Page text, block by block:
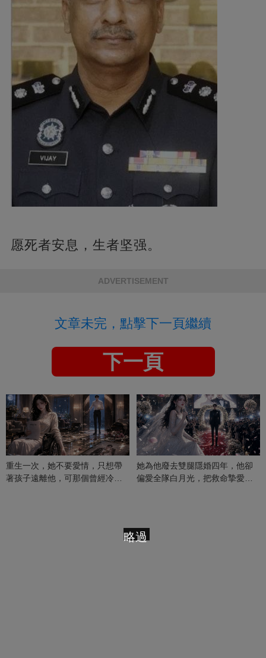
愿死者安息，生者坚强。
ADVERTISEMENT
文章未完，點擊下一頁繼續
下一頁
重生一次，她不要愛情，只想帶
著孩子遠離他，可那個曾經冷漠
她為他廢去雙腿隱婚四年，他卻
偏愛全隊白月光，把救命摯愛當
略過